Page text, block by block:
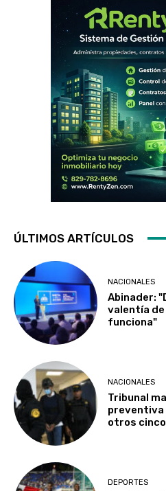
ÚLTIMOS ARTÍCULOS
NACIONALES
Abinader:
valentía de
funciona"
NACIONALES
Tribunal
preventiva
otros
DEPORTES